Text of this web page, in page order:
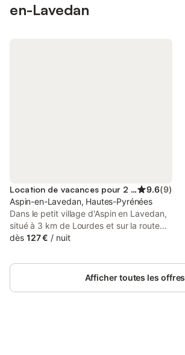
en-Lavedan
Location de vacances pour 2 personnes 9.6(9)
Aspin-en-Lavedan, Hautes-Pyrénées
Dans le petit village d'Aspin en Lavedan,
situé à 3 km de Lourdes et sur la route
des Grands Sites des Pyrénées, Virginie
de plain pied, aménagé avec soin,
confortable et lumineuse. La maison se
dès 127 € / nuit
Afficher toutes les offres